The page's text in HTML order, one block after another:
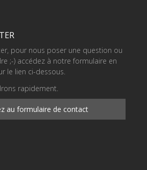
pour nous poser une question ou
;-) accédez à notre formulaire en
le lien ci-dessous.
rapidement.
au formulaire de contact